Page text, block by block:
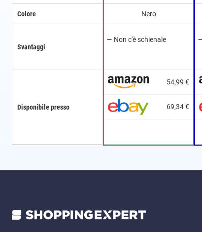
Disponibile presso
Colore
Svantaggi
54,99 €
69,34 €
Nero
Non c'è schienale